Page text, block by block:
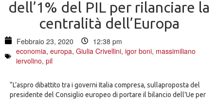
dell’1% del PIL per rilanciare la
centralità dell’Europa
Febbraio 23, 2020
12:38 pm
economia, europa, Giulia Crivellini, igor boni, massimiliano
iervolino, pil
“L’aspro dibattito tra i governi Italia compresa, sullaproposta del
presidente del Consiglio europeo di portare il bilancio dell’Ue per